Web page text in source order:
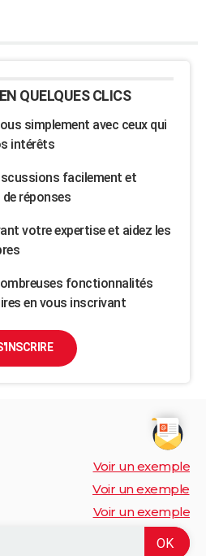
QUELQUES CLICS
simplement avec ceux qui
intérêts
facilement et
réponses
votre expertise et aidez les
fonctionnalités
en vous inscrivant
Voir un exemple
Voir un exemple
Voir un exemple